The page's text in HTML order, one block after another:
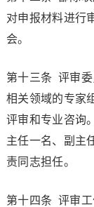
对申报材料进行
会。
第十三条 评审
相关领域的专家
评审和专业咨询
主任一名、副主
责同志担任。
第十四条 评审工